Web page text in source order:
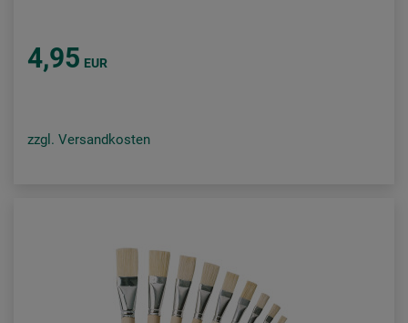
4,95 EUR
zzgl. Versandkosten